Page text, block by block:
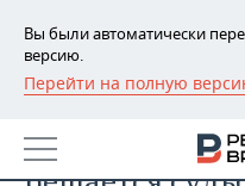
Вы были автоматически
версию.
Перейти на полную
РЕГИОНЫ
БАШКОРТОСТАН
НОВОСТИ
Марат